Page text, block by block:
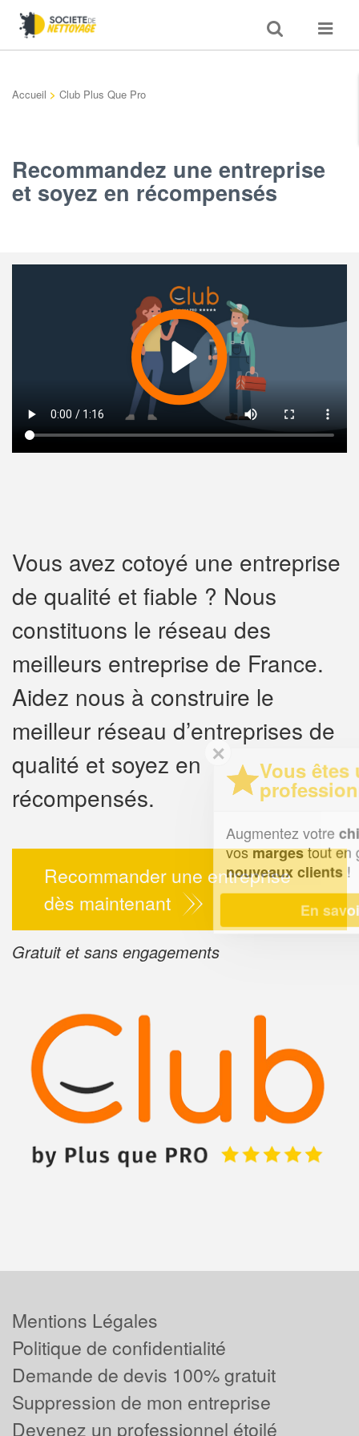
Toggle
search
Toggle
Accueil > Club Plus Que Pro
Recommandez une entreprise
et soyez en récompensés
Vous avez cotoyé une entreprise
de qualité et fiable ? Nous
constituons le réseau des
meilleurs entreprise de France.
Aidez nous à construire le
meilleur réseau d’entreprises de
qualité et soyez en
récompensés.
Recommander une entreprise
dès maintenant
Gratuit et sans engagements
Vous êtes un
professionnel ?
Augmentez votrechiffre d'affaires
vosmargestout en gagnant de
nouveaux clients!
En savoir plus
Mentions Légales
Politique de confidentialité
Demande de devis 100% gratuit
Suppression de mon entreprise
Devenez un professionnel étoilé